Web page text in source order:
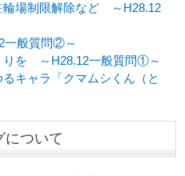
輪場制限解除など ～H28.12
一般質問②～
りを ～H28.12一般質問①～
キャラ「クマムシくん（と
について